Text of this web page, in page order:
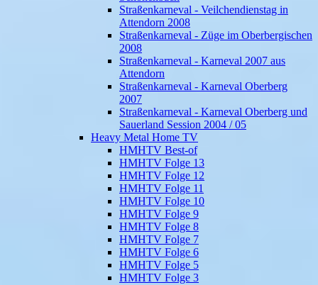
Straßenkarneval - Veilchendienstag in
Attendorn 2008
Straßenkarneval - Züge im Oberbergischen
2008
Straßenkarneval - Karneval 2007 aus
Attendorn
Straßenkarneval - Karneval Oberberg
2007
Straßenkarneval - Karneval Oberberg und
Sauerland Session 2004 / 05
Heavy Metal Home TV
HMHTV Best-of
HMHTV Folge 13
HMHTV Folge 12
HMHTV Folge 11
HMHTV Folge 10
HMHTV Folge 9
HMHTV Folge 8
HMHTV Folge 7
HMHTV Folge 6
HMHTV Folge 5
HMHTV Folge 3